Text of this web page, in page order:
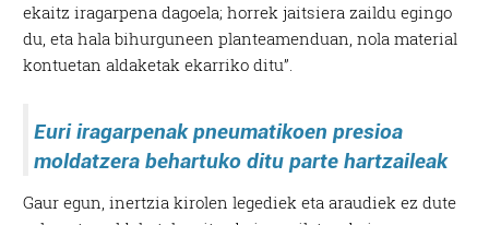
ekaitz iragarpena dagoela; horrek jaitsiera zaildu egingo
du, eta hala bihurguneen planteamenduan, nola material
kontuetan aldaketak ekarriko ditu”.
Euri iragarpenak pneumatikoen presioa
moldatzera behartuko ditu parte hartzaileak
Gaur egun, inertzia kirolen legediek eta araudiek ez dute